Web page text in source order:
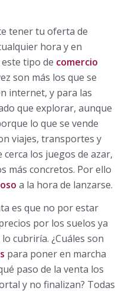
tener tu oferta de
hora y en
tipo de comercio
son más los que se
internet, y para las
que explorar, aunque
lo que se vende
viajes, transportes y
los juegos de azar,
más concretos. Por ello
a la hora de lanzarse.
es que no por estar
por los suelos ya
cubriría. ¿Cuáles son
para poner en marcha
paso de la venta los
y no finalizan? Todas